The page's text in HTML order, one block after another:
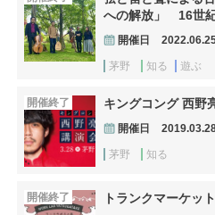
への解放」 16世
開催日
茅野 知る 遊ぶ
開催終了 キングコング 西野
開催日
茅野 知る
開催終了 トランクマーケッ